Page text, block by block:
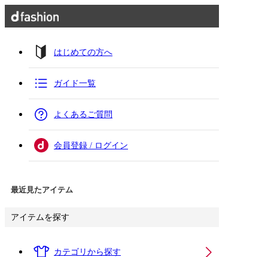
はじめての方へ
ガイド一覧
よくあるご質問
会員登録 / ログイン
最近見たアイテム
アイテムを探す
カテゴリから探す